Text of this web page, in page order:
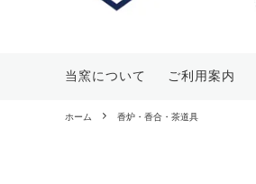
酒器
飯碗
宝壺
価格帯から探す
唐子文
葡萄文
三川内焼について
当窯について ご利用案内
ホーム 香炉・香合・茶道具